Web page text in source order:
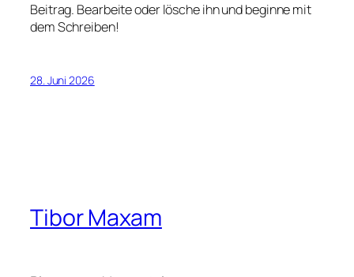
Beitrag. Bearbeite oder lösche ihn und beginne mit
dem Schreiben!
28. Juni 2026
Tibor Maxam